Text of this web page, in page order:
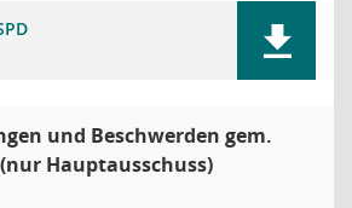
und Beschwerden gem.
(nur Hauptausschuss)